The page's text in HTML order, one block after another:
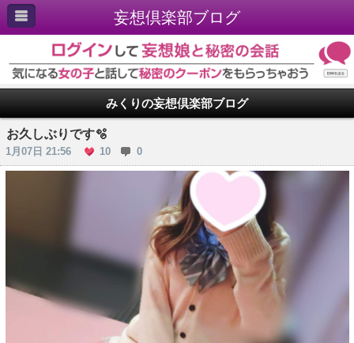
妄想倶楽部ブログ
みくりの妄想倶楽部ブログ
お久しぶりです🫧
1月07日 21:56 10 0